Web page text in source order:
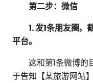
第二步：微信
1. 发1条朋友圈
平台。
这和第1条微博的
于告知【某旅游网站